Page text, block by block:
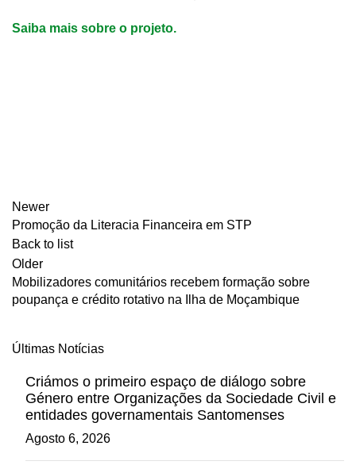
Saiba mais sobre o projeto.
Newer
Promoção da Literacia Financeira em STP
Back to list
Older
Mobilizadores comunitários recebem formação sobre
poupança e crédito rotativo na Ilha de Moçambique
Últimas Notícias
Criámos o primeiro espaço de diálogo sobre
Género entre Organizações da Sociedade Civil e
entidades governamentais Santomenses
Agosto 6, 2026